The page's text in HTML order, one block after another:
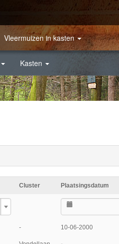
Vleermuizen in kasten
Kasten
Cluster Plaatsingsdatum
- 10-06-2000